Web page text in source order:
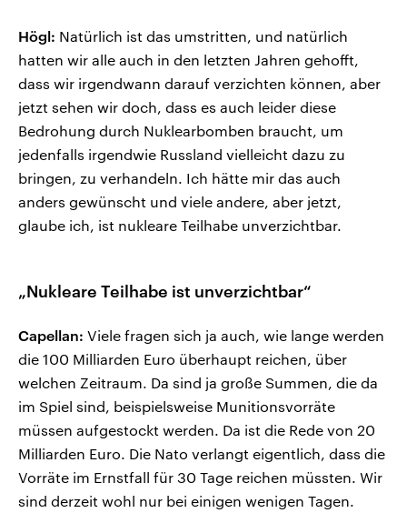
Högl: Natürlich ist das umstritten, und natürlich
hatten wir alle auch in den letzten Jahren gehofft,
dass wir irgendwann darauf verzichten können, aber
jetzt sehen wir doch, dass es auch leider diese
Bedrohung durch Nuklearbomben braucht, um
jedenfalls irgendwie Russland vielleicht dazu zu
bringen, zu verhandeln. Ich hätte mir das auch
anders gewünscht und viele andere, aber jetzt,
glaube ich, ist nukleare Teilhabe unverzichtbar.
„Nukleare Teilhabe ist unverzichtbar“
Capellan: Viele fragen sich ja auch, wie lange werden
die 100 Milliarden Euro überhaupt reichen, über
welchen Zeitraum. Da sind ja große Summen, die da
im Spiel sind, beispielsweise Munitionsvorräte
müssen aufgestockt werden. Da ist die Rede von 20
Milliarden Euro. Die Nato verlangt eigentlich, dass die
Vorräte im Ernstfall für 30 Tage reichen müssten. Wir
sind derzeit wohl nur bei einigen wenigen Tagen.